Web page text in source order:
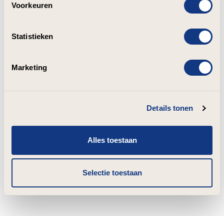
Voorkeuren
Statistieken
Marketing
Details tonen
Alles toestaan
Selectie toestaan